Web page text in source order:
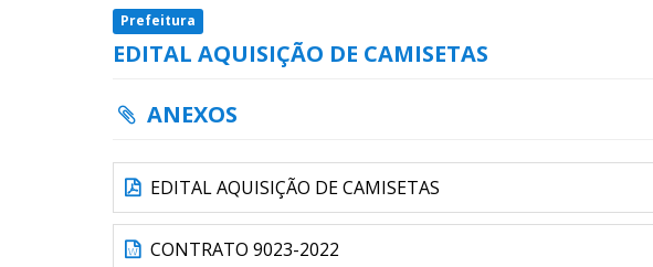
Prefeitura
EDITAL AQUISIÇÃO DE CAMISETAS
ANEXOS
EDITAL AQUISIÇÃO DE CAMISETAS
CONTRATO 9023-2022